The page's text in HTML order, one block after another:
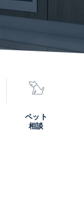
ペット
相談